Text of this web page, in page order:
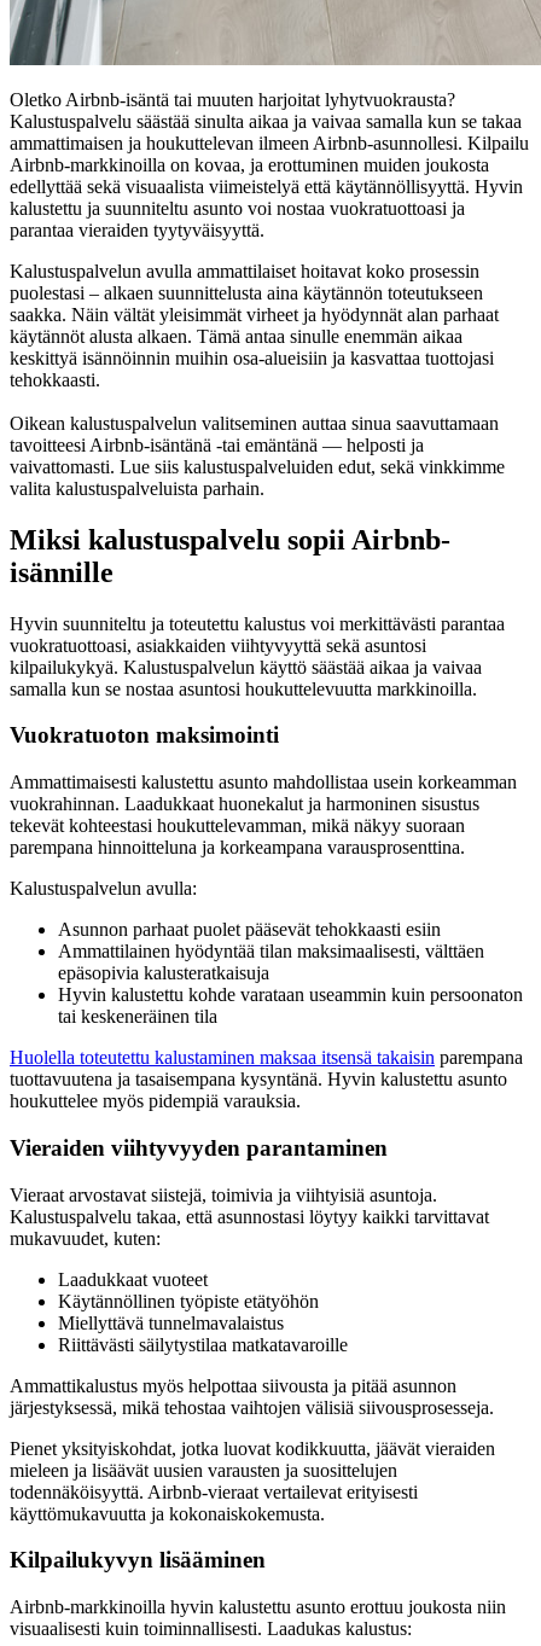
Oletko Airbnb-isäntä tai muuten harjoitat lyhytvuokrausta?
Kalustuspalvelu säästää sinulta aikaa ja vaivaa samalla kun se takaa
ammattimaisen ja houkuttelevan ilmeen Airbnb-asunnollesi. Kilpailu
Airbnb-markkinoilla on kovaa, ja erottuminen muiden joukosta
edellyttää sekä visuaalista viimeistelyä että käytännöllisyyttä. Hyvin
kalustettu ja suunniteltu asunto voi nostaa vuokratuottoasi ja
parantaa vieraiden tyytyväisyyttä.
Kalustuspalvelun avulla ammattilaiset hoitavat koko prosessin
puolestasi – alkaen suunnittelusta aina käytännön toteutukseen
saakka. Näin vältät yleisimmät virheet ja hyödynnät alan parhaat
käytännöt alusta alkaen. Tämä antaa sinulle enemmän aikaa
keskittyä isännöinnin muihin osa-alueisiin ja kasvattaa tuottojasi
tehokkaasti.
Oikean kalustuspalvelun valitseminen auttaa sinua saavuttamaan
tavoitteesi Airbnb-isäntänä -tai emäntänä — helposti ja
vaivattomasti. Lue siis kalustuspalveluiden edut, sekä vinkkimme
valita kalustuspalveluista parhain.
Miksi kalustuspalvelu sopii Airbnb-
isännille
Hyvin suunniteltu ja toteutettu kalustus voi merkittävästi parantaa
vuokratuottoasi, asiakkaiden viihtyvyyttä sekä asuntosi
kilpailukykyä. Kalustuspalvelun käyttö säästää aikaa ja vaivaa
samalla kun se nostaa asuntosi houkuttelevuutta markkinoilla.
Vuokratuoton maksimointi
Ammattimaisesti kalustettu asunto mahdollistaa usein korkeamman
vuokrahinnan. Laadukkaat huonekalut ja harmoninen sisustus
tekevät kohteestasi houkuttelevamman, mikä näkyy suoraan
parempana hinnoitteluna ja korkeampana varausprosenttina.
Kalustuspalvelun avulla:
Asunnon parhaat puolet pääsevät tehokkaasti esiin
Ammattilainen hyödyntää tilan maksimaalisesti, välttäen
epäsopivia kalusteratkaisuja
Hyvin kalustettu kohde varataan useammin kuin persoonaton
tai keskeneräinen tila
Huolella toteutettu kalustaminen maksaa itsensä takaisin parempana
tuottavuutena ja tasaisempana kysyntänä. Hyvin kalustettu asunto
houkuttelee myös pidempiä varauksia.
Vieraiden viihtyvyyden parantaminen
Vieraat arvostavat siistejä, toimivia ja viihtyisiä asuntoja.
Kalustuspalvelu takaa, että asunnostasi löytyy kaikki tarvittavat
mukavuudet, kuten:
Laadukkaat vuoteet
Käytännöllinen työpiste etätyöhön
Miellyttävä tunnelmavalaistus
Riittävästi säilytystilaa matkatavaroille
Ammattikalustus myös helpottaa siivousta ja pitää asunnon
järjestyksessä, mikä tehostaa vaihtojen välisiä siivousprosesseja.
Pienet yksityiskohdat, jotka luovat kodikkuutta, jäävät vieraiden
mieleen ja lisäävät uusien varausten ja suosittelujen
todennäköisyyttä. Airbnb-vieraat vertailevat erityisesti
käyttömukavuutta ja kokonaiskokemusta.
Kilpailukyvyn lisääminen
Airbnb-markkinoilla hyvin kalustettu asunto erottuu joukosta niin
visuaalisesti kuin toiminnallisesti. Laadukas kalustus: